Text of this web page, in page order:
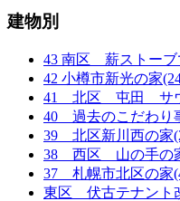
建物別
43 南区 薪ストーブ
42 小樽市新光の家
41 北区 屯田 サウ
40 過去のこだわり
39 北区新川西の家
38 西区 山の手の
37 札幌市北区の家
東区 伏古テナント